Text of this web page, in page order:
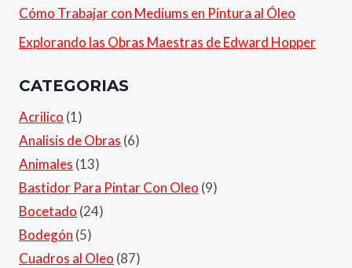
Cómo Trabajar con Mediums en Pintura al Óleo
Explorando las Obras Maestras de Edward Hopper
CATEGORIAS
Acrilico (1)
Analisis de Obras (6)
Animales (13)
Bastidor Para Pintar Con Oleo (9)
Bocetado (24)
Bodegón (5)
Cuadros al Oleo (87)